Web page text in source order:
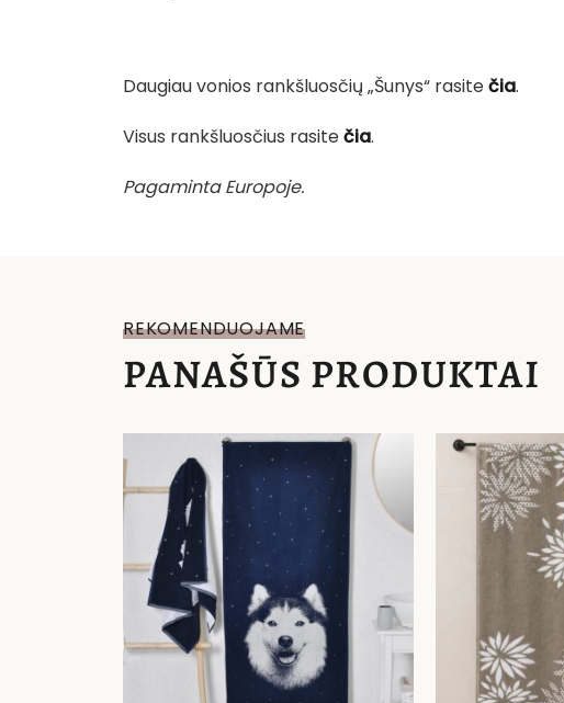
Daugiau vonios rankšluosčių „Šunys“ rasitečia.
Visus rankšluosčius rasitečia.
Pagaminta Europoje.
REKOMENDUOJAME
PANAŠŪS PRODUKTAI